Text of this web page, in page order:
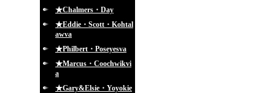
★Chalmers・Day
★Eddie・Scott・Kohtal
awva
★Philbert・Poseyesva
★Marcus・Coochwikvi
a
★Gary&Elsie・Yoyokie